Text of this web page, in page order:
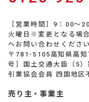
［営業時間］9：00～
火曜日※変更となる場
へお問い合わせください
〒781-5105高知県高
号］国土交通大臣（5
引業協会会員 四国地区
売り主・事業主